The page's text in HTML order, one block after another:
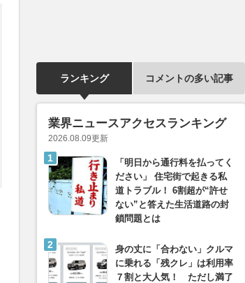
ランキング コメントの多い記事
業界ニュースアクセスランキング
2026.08.09更新
「明日から通行料を払ってく
ださい」 住宅街で起きる私
道トラブル！ 6割超が“許せ
ない”と答えた生活道路の封
鎖問題とは
身の丈に「合わない」クルマ
に乗れる「残クレ」は利用率
７割と大人気！ ただし満了